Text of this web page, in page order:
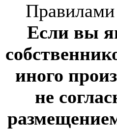
Если вы
иного
не